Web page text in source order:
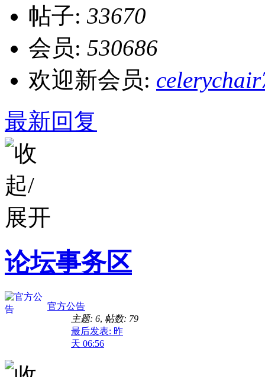
帖子: 33670
会员: 530686
欢迎新会员:
最新回复
论坛事务区
官方公告
主题: 6, 帖数: 79
最后发表: 昨
天 06:56